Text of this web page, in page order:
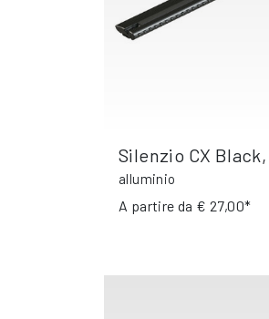
Silenzio CX Black,
alluminio
A partire da € 27,00*